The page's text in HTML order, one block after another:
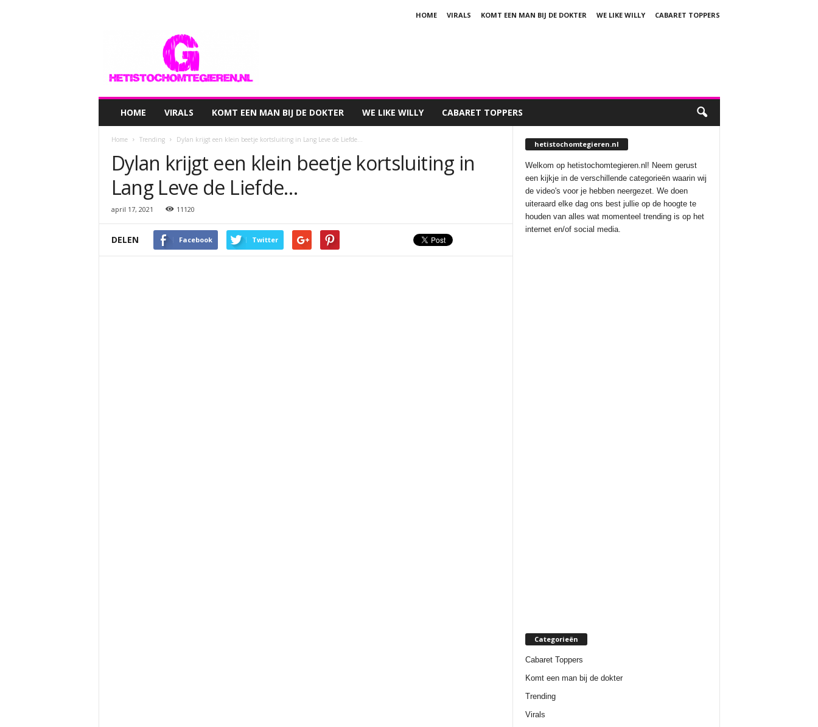
HOME VIRALS KOMT EEN MAN BIJ DE DOKTER WE LIKE WILLY
CABARET TOPPERS
HOME VIRALS KOMT EEN MAN BIJ DE DOKTER WE LIKE WILLY CABARET TOPPERS
Home Trending Dylan krijgt een klein beetje kortsluiting in Lang Leve de Liefde…
Dylan krijgt een klein beetje kortsluiting in
Lang Leve de Liefde…
april 17, 2021 11120
DELEN Facebook Twitter
hetistochomtegieren.nl
Welkom op hetistochomtegieren.nl! Neem gerust
een kijkje in de verschillende categorieën waarin wij
de video's voor je hebben neergezet. We doen
uiteraard elke dag ons best jullie op de hoogte te
houden van alles wat momenteel trending is op het
internet en/of social media.
Categorieën
Cabaret Toppers
Komt een man bij de dokter
Trending
Virals